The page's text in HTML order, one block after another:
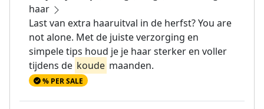
haar
Last van extra haaruitval in de herfst? You are
not alone. Met de juiste verzorging en
simpele tips houd je je haar sterker en voller
tijdens de koude maanden.
% PER SALE